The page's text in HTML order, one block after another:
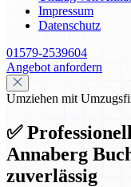
Impressum
Datenschutz
01579-2539604
Angebot anfordern
Umziehen mit
✅
Annaberg
zuverlässig